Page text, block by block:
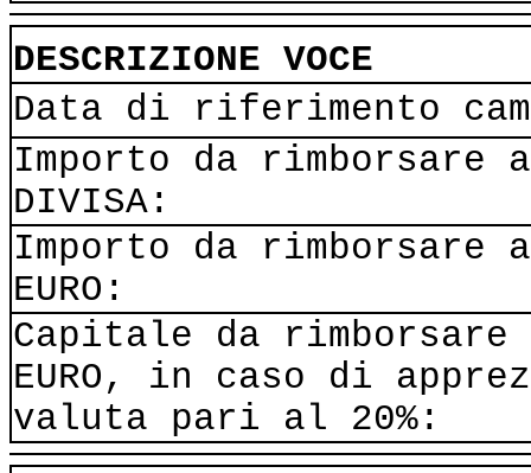
DESCRIZIONE VOCE
Data di riferimento
Importo da rimborsare
DIVISA:
Importo da rimborsare
EURO:
Capitale da rimborsare
EURO, in caso di
valuta pari al 20%: